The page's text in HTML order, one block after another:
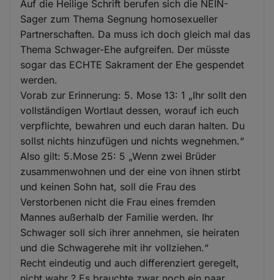
Auf die Heilige Schrift berufen sich die NEIN-
Sager zum Thema Segnung homosexueller
Partnerschaften. Da muss ich doch gleich mal das
Thema Schwager-Ehe aufgreifen. Der müsste
sogar das ECHTE Sakrament der Ehe gespendet
werden.
Vorab zur Erinnerung: 5. Mose 13: 1 „Ihr sollt den
vollständigen Wortlaut dessen, worauf ich euch
verpflichte, bewahren und euch daran halten. Du
sollst nichts hinzufügen und nichts wegnehmen.“
Also gilt: 5.Mose 25: 5 „Wenn zwei Brüder
zusammenwohnen und der eine von ihnen stirbt
und keinen Sohn hat, soll die Frau des
Verstorbenen nicht die Frau eines fremden
Mannes außerhalb der Familie werden. Ihr
Schwager soll sich ihrer annehmen, sie heiraten
und die Schwagerehe mit ihr vollziehen.“
Recht eindeutig und auch differenziert geregelt,